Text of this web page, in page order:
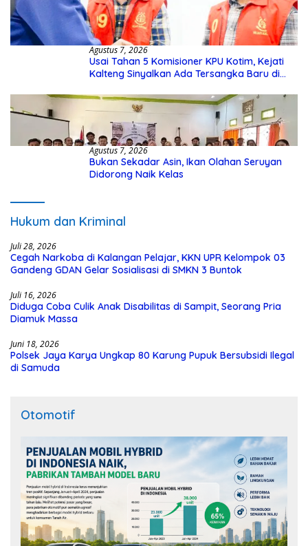
Agustus 7, 2026
Usai Tahan 5 Komisioner KPU Kotim, Kejati
Kalteng Sinyalkan Ada Tersangka Baru di
Agustus 7, 2026
Bukan Sekadar Asin, Ikan Olahan Seruyan
Didorong Naik Kelas
Hukum dan Kriminal
Juli 28, 2026
Cegah Narkoba di Kalangan Pelajar, KKN UPR Kelompok 03
Gandeng GDAN Gelar Sosialisasi di SMKN 3 Buntok
Juli 16, 2026
Diduga Coba Culik Anak Disabilitas di Sampit, Seorang Pria
Diamuk Massa
Juni 18, 2026
Polsek Jaya Karya Ungkap 80 Karung Pupuk Bersubsidi Ilegal
di Samuda
Otomotif